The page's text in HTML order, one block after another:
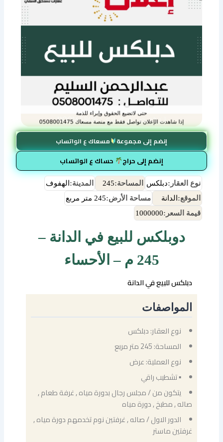
إنضم إلى مجموعة مسعاك ع الواتساب
إنضم إلى حراج حساك ع الواتساب
نوع العقار:دبلكس المساحة:245 المدينة: الهفوف
الموقع: الدانة مساحة الأرض:245 متر مربع
قيمة السعر:1000000
دوبلكس للبيع في الدانة –
245 م – الأحساء
دبلكس للبيع في الدانة
المواصفات
نوع العقار: دبلكس
المساحة: 245 متر مربع
نوع العملية: عرض
▪ تشطيب راقي
يتكون من / مجلس رجال بدورة مياه , غرفة طعام ,
صاله , مطبخ , دورة مياه
الدور الاول / صاله , غرفتين نوم تخدمهم دورة مياه ,
غرفتين ماستر